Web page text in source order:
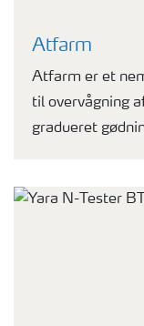
Atfarm
Atfarm er et
til overvågning
gradueret